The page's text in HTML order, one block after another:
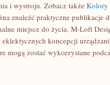
i wystroju. Zobacz także Kolory
znaleźć praktyczne publikacje
miejsce do życia. M-Loft
koncepcji
mogą zostać wykorzystane